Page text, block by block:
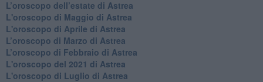
L’oroscopo dell’estate di Astrea
L'oroscopo di Maggio di Astrea
L'oroscopo di Aprile di Astrea
​L’oroscopo di Marzo di Astrea
​L’oroscopo di Febbraio di Astrea
L'oroscopo del 2021 di Astrea
L'oroscopo di Luglio di Astrea